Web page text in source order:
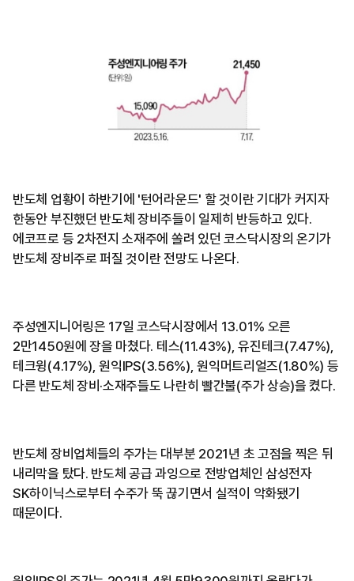
반도체 업황이 하반기에 '턴어라운드' 할 것이란 기대가 커지자
한동안 부진했던 반도체 장비주들이 일제히 반등하고 있다.
에코프로 등 2차전지 소재주에 쏠려 있던 코스닥시장의 온기가
반도체 장비주로 퍼질 것이란 전망도 나온다.
주성엔지니어링은 17일 코스닥시장에서 13.01% 오른
2만1450원에 장을 마쳤다. 테스(11.43%), 유진테크(7.47%),
테크윙(4.17%), 원익IPS(3.56%), 원익머트리얼즈(1.80%) 등
다른 반도체 장비·소재주들도 나란히 빨간불(주가 상승)을 켰다.
반도체 장비업체들의 주가는 대부분 2021년 초 고점을 찍은 뒤
내리막을 탔다. 반도체 공급 과잉으로 전방업체인 삼성전자
SK하이닉스로부터 수주가 뚝 끊기면서 실적이 악화됐기
때문이다.